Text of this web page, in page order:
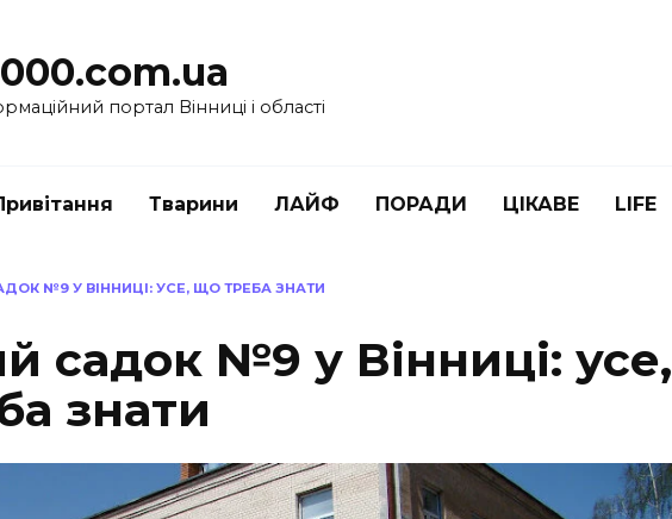
портал Вінниці і області
Тварини ЛАЙФ ПОРАДИ ЦІКАВЕ LIFE
№9 У ВІННИЦІ: УСЕ, ЩО ТРЕБА ЗНАТИ
садок №9 у Вінниці: усе,
знати